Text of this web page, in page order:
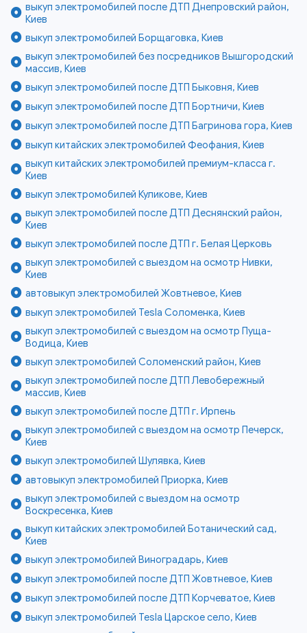
выкуп электромобилей после ДТП Днепровский район,
Киев
выкуп электромобилей Борщаговка, Киев
выкуп электромобилей без посредников Вышгородский
массив, Киев
выкуп электромобилей после ДТП Быковня, Киев
выкуп электромобилей после ДТП Бортничи, Киев
выкуп электромобилей после ДТП Багринова гора, Киев
выкуп китайских электромобилей Феофания, Киев
выкуп китайских электромобилей премиум-класса г.
Киев
выкуп электромобилей Куликове, Киев
выкуп электромобилей после ДТП Деснянский район,
Киев
выкуп электромобилей после ДТП г. Белая Церковь
выкуп электромобилей с выездом на осмотр Нивки,
Киев
автовыкуп электромобилей Жовтневое, Киев
выкуп электромобилей Tesla Соломенка, Киев
выкуп электромобилей с выездом на осмотр Пуща-
Водица, Киев
выкуп электромобилей Соломенский район, Киев
выкуп электромобилей после ДТП Левобережный
массив, Киев
выкуп электромобилей после ДТП г. Ирпень
выкуп электромобилей с выездом на осмотр Печерск,
Киев
выкуп электромобилей Шулявка, Киев
автовыкуп электромобилей Приорка, Киев
выкуп электромобилей с выездом на осмотр
Воскресенка, Киев
выкуп китайских электромобилей Ботанический сад,
Киев
выкуп электромобилей Виноградарь, Киев
выкуп электромобилей после ДТП Жовтневое, Киев
выкуп электромобилей после ДТП Корчеватое, Киев
выкуп электромобилей Tesla Царское село, Киев